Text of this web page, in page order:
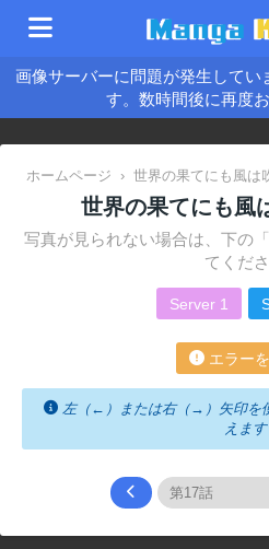
画像サーバーに問題が発生してい
す。数時間後に再度
ホームページ › 世界の果てにも風は
世界の果てにも風
写真が見られない場合は、下の
てくだ
Server 1
エラー
左（←）または右（→）矢印を
えます